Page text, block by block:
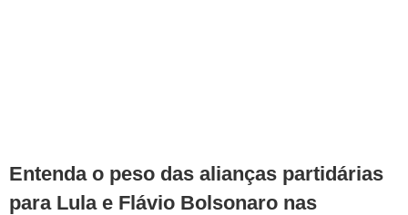
Entenda o peso das alianças partidárias
para Lula e Flávio Bolsonaro nas